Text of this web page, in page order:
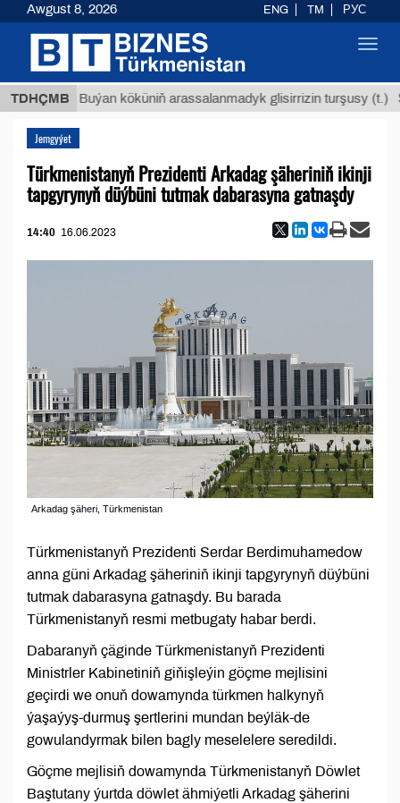
TDHÇMBBuýan köküniň arassalanmadyk glisirrizin turşusy (t.)
Jemgyýet
Türkmenistanyň Prezidenti Arkadag şäheriniň ikinji
tapgyrynyň düýbüni tutmak dabarasyna gatnaşdy
14:40 16.06.2023
Arkadag şäheri, Türkmenistan
Türkmenistanyň Prezidenti Serdar Berdimuhamedow
anna güni Arkadag şäheriniň ikinji tapgyrynyň düýbüni
tutmak dabarasyna gatnaşdy. Bu barada
Türkmenistanyň resmi metbugaty habar berdi.
Dabaranyň çäginde Türkmenistanyň Prezidenti
Ministrler Kabinetiniň giňişleýin göçme mejlisini
geçirdi we onuň dowamynda türkmen halkynyň
ýaşaýyş-durmuş şertlerini mundan beýläk-de
gowulandyrmak bilen bagly meselelere seredildi.
Göçme mejlisiň dowamynda Türkmenistanyň Döwlet
Baştutany ýurtda döwlet ähmiýetli Arkadag şäherini
Awgust 8, 2026 ENG TM РУС